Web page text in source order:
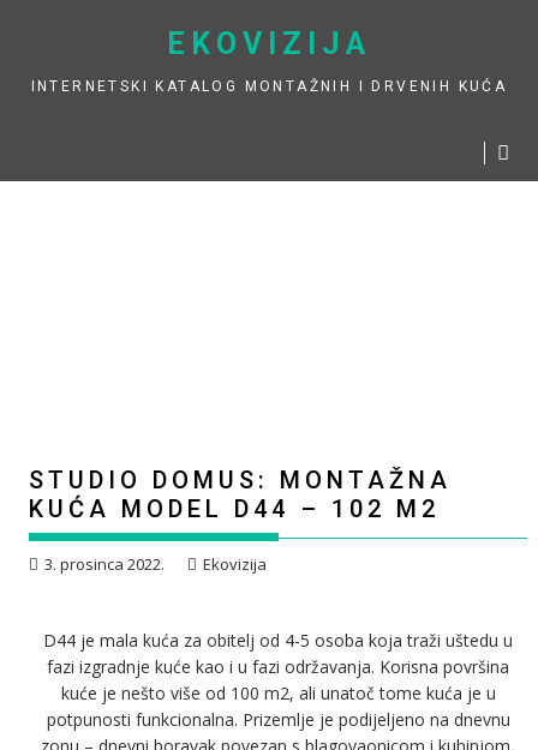
to
EKOVIZIJA
INTERNETSKI KATALOG MONTAŽNIH I DRVENIH KUĆA
STUDIO DOMUS: MONTAŽNA
KUĆA MODEL D44 – 102 M2
3. prosinca 2022. Ekovizija
D44 je mala kuća za obitelj od 4-5 osoba koja traži uštedu u
fazi izgradnje kuće kao i u fazi održavanja. Korisna površina
kuće je nešto više od 100 m2, ali unatoč tome kuća je u
potpunosti funkcionalna. Prizemlje je podijeljeno na dnevnu